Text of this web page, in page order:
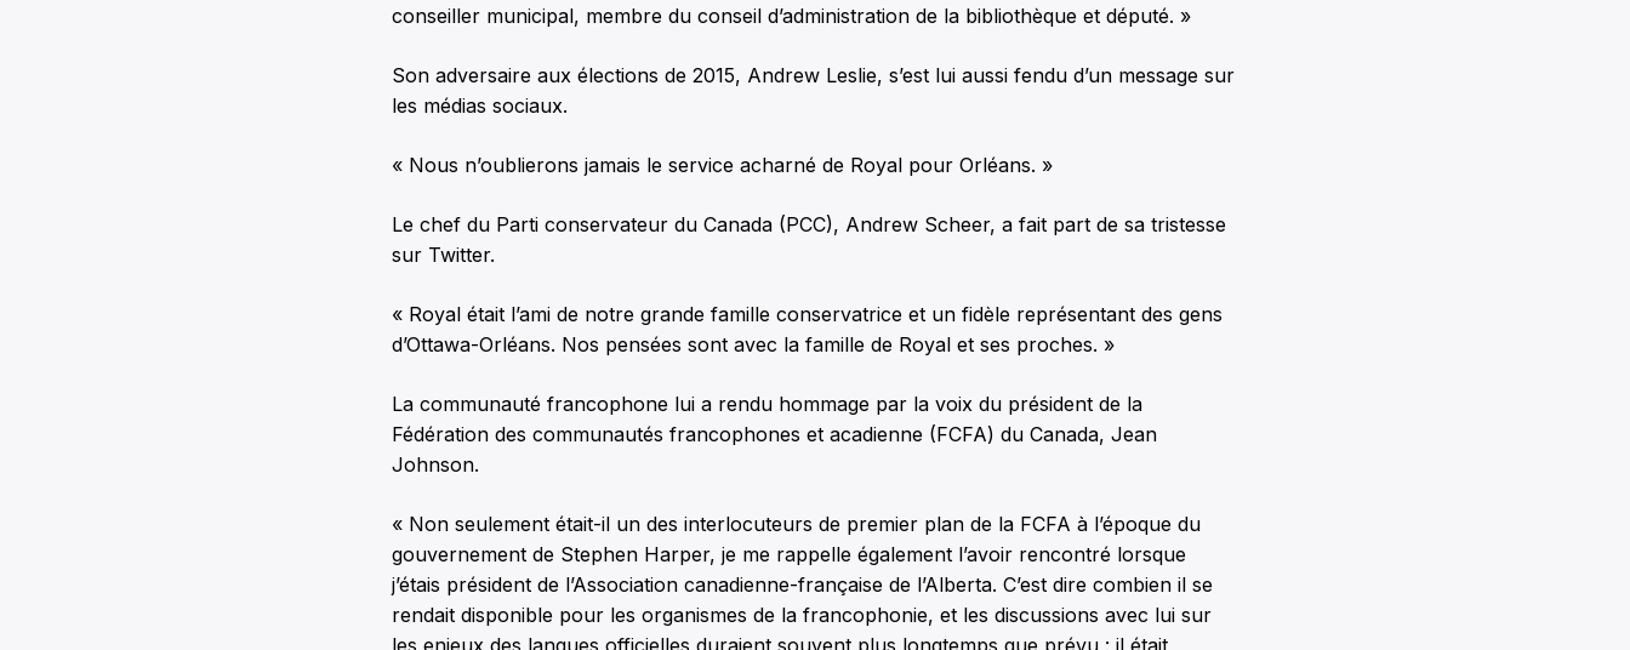
conseiller municipal, membre du conseil d’administration de la bibliothèque et député. »
Son adversaire aux élections de 2015, Andrew Leslie, s’est lui aussi fendu d’un message sur
les médias sociaux.
« Nous n’oublierons jamais le service acharné de Royal pour Orléans. »
Le chef du Parti conservateur du Canada (PCC), Andrew Scheer, a fait part de sa tristesse
sur Twitter.
« Royal était l’ami de notre grande famille conservatrice et un fidèle représentant des gens
d’Ottawa-Orléans. Nos pensées sont avec la famille de Royal et ses proches. »
La communauté francophone lui a rendu hommage par la voix du président de la
Fédération des communautés francophones et acadienne (FCFA) du Canada, Jean
Johnson.
« Non seulement était-il un des interlocuteurs de premier plan de la FCFA à l’époque du
gouvernement de Stephen Harper, je me rappelle également l’avoir rencontré lorsque
j’étais président de l’Association canadienne-française de l’Alberta. C’est dire combien il se
rendait disponible pour les organismes de la francophonie, et les discussions avec lui sur